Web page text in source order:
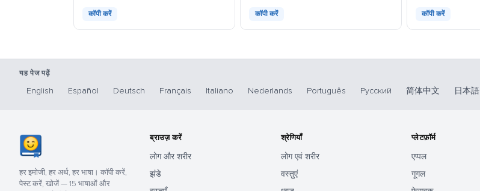
कॉपी करें कॉपी करें कॉपी करें
यह पेज पढ़ें
English Español Deutsch Français Italiano Nederlands Português Русский 简体中文 日本語
हर इमोजी, हर अर्थ, हर भाषा। कॉपी करें,
पेस्ट करें, खोजें — 15 भाषाओं और
ब्राउज़ करें
लोग और शरीर
झंडे
श्रेणियाँ
लोग एवं शरीर
वस्तुएं
प्लेटफ़ॉर्म
एप्पल
गूगल